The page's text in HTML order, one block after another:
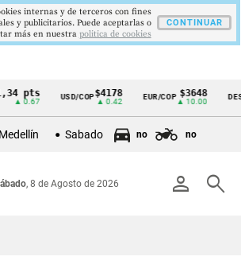
USD/COP$4178
▲ 0.42
EUR/COP $3648
▲ 10.00
Sabado no no
person search
, 8 de Agosto de 2026
internas y de terceros con fines
y publicitarios. Puede aceptarlas o
más en nuestra politica de cookies
CONTINUAR